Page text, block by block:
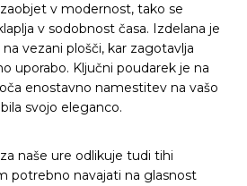
v modernost, tako se
v sodobnost časa. Izdelana je
vezani plošči, kar zagotavlja
uporabo. Ključni poudarek je na
enostavno namestitev na vašo
svojo eleganco.
naše ure odlikuje tudi tihi
potrebno navajati na glasnost